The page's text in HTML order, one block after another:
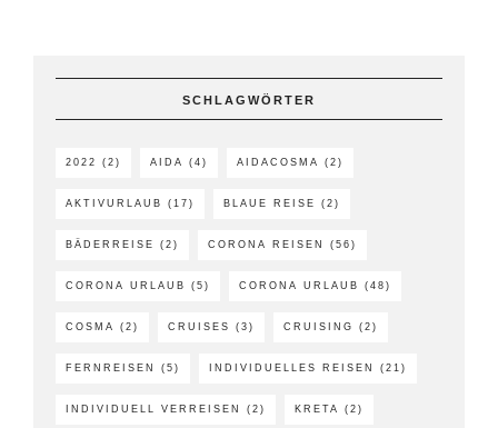
SCHLAGWÖRTER
2022 (2) AIDA (4) AIDACOSMA (2)
AKTIVURLAUB (17) BLAUE REISE (2)
BÄDERREISE (2) CORONA REISEN (56)
CORONA URLAUB (5) CORONA URLAUB (48)
COSMA (2) CRUISES (3) CRUISING (2)
FERNREISEN (5) INDIVIDUELLES REISEN (21)
INDIVIDUELL VERREISEN (2) KRETA (2)